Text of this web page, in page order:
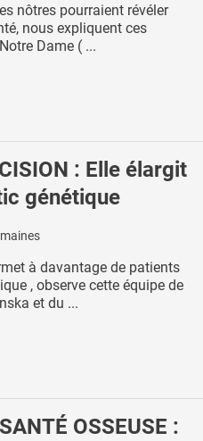
nôtres pourraient révéler
nous expliquent ces
Dame ( ...
: Elle élargit
génétique
à davantage de patients
, observe cette équipe de
et du ...
OSSEUSE :